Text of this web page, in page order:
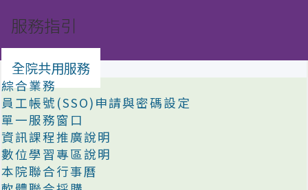
服務指引
全院共用服務
綜合業務
員工帳號(SSO)申請與密碼設定
單一服務窗口
資訊課程推廣說明
數位學習專區說明
本院聯合行事曆